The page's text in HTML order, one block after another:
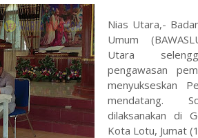
Nias Utara,-
Umum
Utara
pengawasan
menyukseskan
mendatang.
dilaksanakan di
Kota Lotu, Jumat